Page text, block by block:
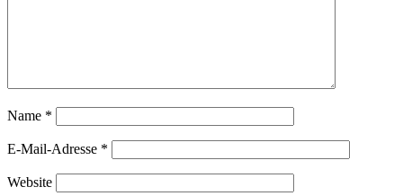
Name *
E-Mail-Adresse *
Website